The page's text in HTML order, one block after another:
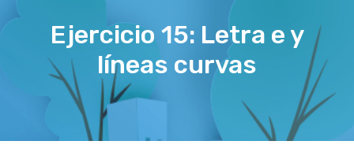
Ejercicio 15: Letra e y
líneas curvas